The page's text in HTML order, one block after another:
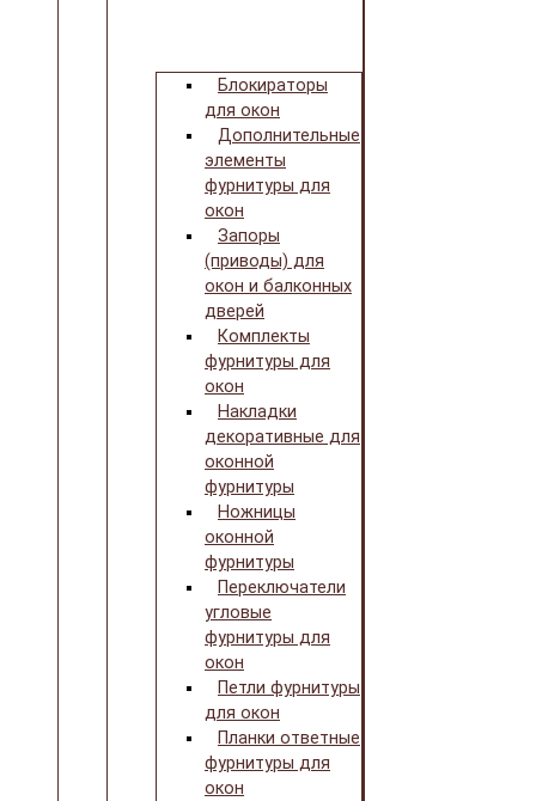
Блокираторы
для окон
Дополнительные
элементы
фурнитуры для
окон
Запоры
(приводы) для
окон и балконных
дверей
Комплекты
фурнитуры для
окон
Накладки
декоративные для
оконной
фурнитуры
Ножницы
оконной
фурнитуры
Переключатели
угловые
фурнитуры для
окон
Петли фурнитуры
для окон
Планки ответные
фурнитуры для
окон